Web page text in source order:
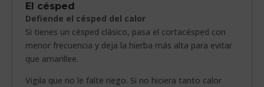
El césped
Defiende el césped del calor
Si tienes un césped clásico, pasa el cortacésped con
menor frecuencia y deja la hierba más alta para evitar
que amarillee.
Vigila que no le falte riego. Si no hiciera tanto calor